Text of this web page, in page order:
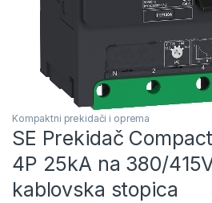
Kompaktni prekidači i oprema
SE Prekidač
4P 25kA na 380/
kablovska stopica